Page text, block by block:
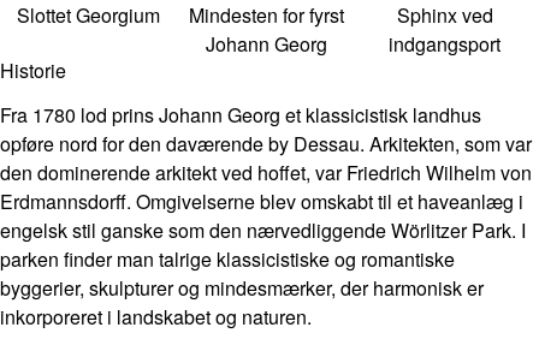
Slottet Georgium
Mindesten for fyrst
Johann Georg
Sphinx ved
indgangsport
Historie
Fra 1780 lod prins Johann Georg et klassicistisk landhus
opføre nord for den daværende by Dessau. Arkitekten, som var
den dominerende arkitekt ved hoffet, var Friedrich Wilhelm von
Erdmannsdorff. Omgivelserne blev omskabt til et haveanlæg i
engelsk stil ganske som den nærvedliggende Wörlitzer Park. I
parken finder man talrige klassicistiske og romantiske
byggerier, skulpturer og mindesmærker, der harmonisk er
inkorporeret i landskabet og naturen.